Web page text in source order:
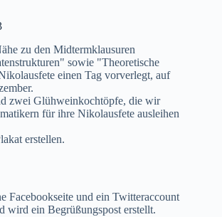
zu den Midtermklausuren
sowie "Theoretische
einen Tag vorverlegt, auf
zwei Glühweinkochtöpfe, die wir
für ihre Nikolausfete ausleihen
erstellen.
Facebookseite und ein Twitteraccount
wird ein Begrüßungspost erstellt.